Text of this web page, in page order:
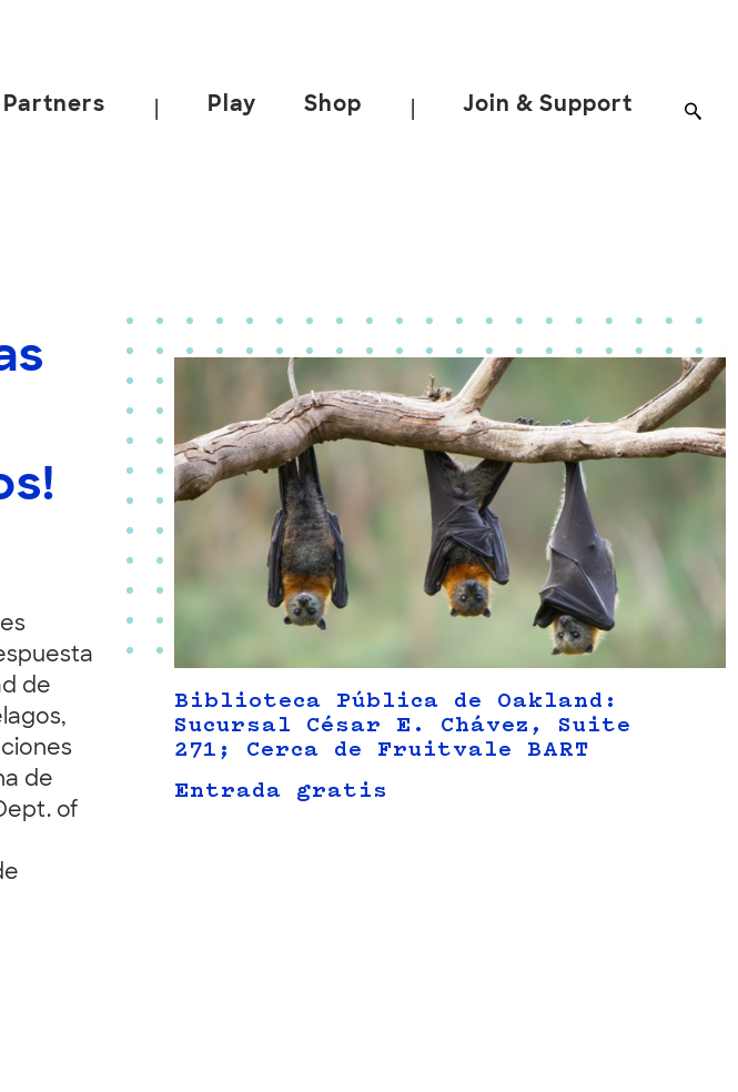
Partners Play Shop Join & Support
de
de
of
Biblioteca Pública de Oakland:
Sucursal César E. Chávez, Suite
271; Cerca de Fruitvale BART
Entrada gratis